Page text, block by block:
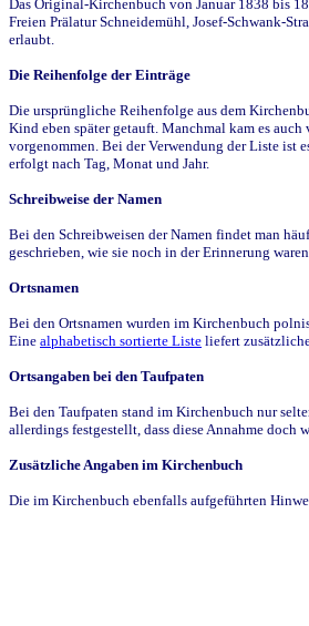
Das Original-Kirchenbuch von Januar 1838 bis
Freien Prälatur Schneidemühl, Josef-Schwank-
erlaubt.
Die Reihenfolge der Einträge
Die ursprüngliche Reihenfolge aus dem
Kind eben später getauft. Manchmal kam es
vorgenommen. Bei der Verwendung der Liste ist
erfolgt nach Tag, Monat und Jahr.
Schreibweise der Namen
Bei den Schreibweisen der Namen findet man
geschrieben, wie sie noch in der Erinnerung
Ortsnamen
Bei den Ortsnamen wurden im Kirchenbuch
Eine alphabetisch sortierte Liste liefert
Ortsangaben bei den Taufpaten
Bei den Taufpaten stand im Kirchenbuch nur
allerdings festgestellt, dass diese Annahme doch
Zusätzliche Angaben im Kirchenbuch
Die im Kirchenbuch ebenfalls aufgeführten